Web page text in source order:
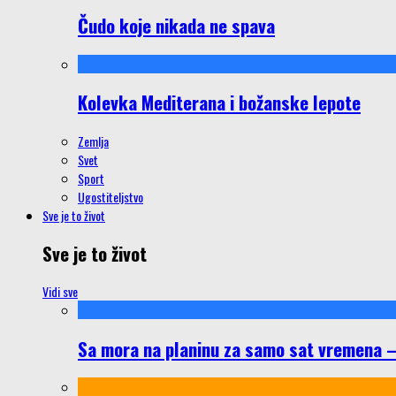
Čudo koje nikada ne spava
Kolevka Mediterana i božanske lepote
Zemlja
Svet
Sport
Ugostiteljstvo
Sve je to život
Sve je to život
Vidi sve
Sa mora na planinu za samo sat vremena